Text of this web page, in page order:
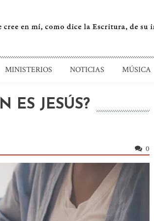
MINISTERIOS NOTICIAS MÚSICA
ES JESÚS?
0